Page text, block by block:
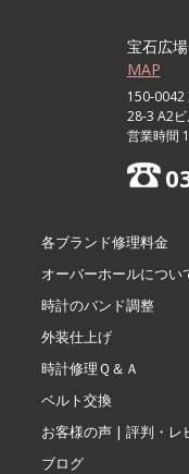
宝石広
MAP
150-0042
28-3 A2ビ
営業時間
各ブランド修理料金
オーバーホールについ
時計のバンド調整
外装仕上げ
時計修理Ｑ＆Ａ
ベルト交換
お客様の声 | 評判・レ
ブログ